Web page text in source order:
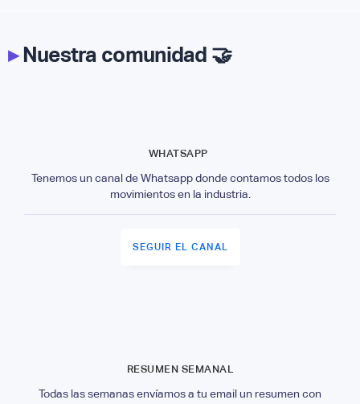
▸Nuestra comunidad 🤝
WHATSAPP
Tenemos un canal de Whatsapp donde contamos todos los
movimientos en la industria.
SEGUIR EL CANAL
RESUMEN SEMANAL
Todas las semanas envíamos a tu email un resumen con